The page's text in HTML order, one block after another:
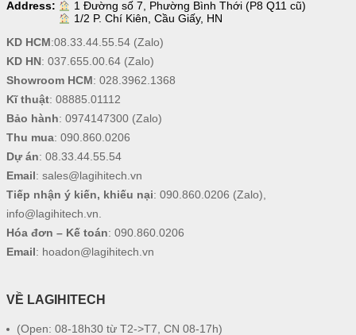
Address:
1 Đường số 7, Phường Bình Thới (P8 Q11 cũ)
1/2 P. Chí Kiên, Cầu Giấy, HN
KD HCM:08.33.44.55.54(Zalo)
KD HN: 037.655.00.64(Zalo)
Showroom HCM: 028.3962.1368
Kĩ thuật: 08885.01112
Bảo hành: 0974147300(Zalo)
Thu mua: 090.860.0206
Dự án: 08.33.44.55.54
Email: sales@lagihitech.vn
Tiếp nhận ý kiến, khiếu nại: 090.860.0206 (Zalo),
info@lagihitech.vn.
Hóa đơn – Kế toán: 090.860.0206
Email: hoadon@lagihitech.vn
VỀ LAGIHITECH
(Open: 08-18h30 từ T2->T7, CN 08-17h)